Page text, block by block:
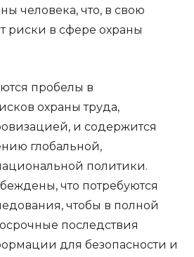
человека, что, в свою
риски в сфере охраны
пробелы в
охраны труда,
и содержится
глобальной,
политики.
что потребуются
чтобы в полной
последствия
для безопасности и